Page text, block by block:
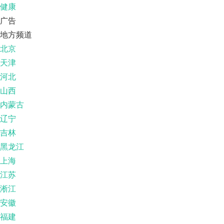
健康
广告
地方频道
北京
天津
河北
山西
内蒙古
辽宁
吉林
黑龙江
上海
江苏
淅江
安徽
福建